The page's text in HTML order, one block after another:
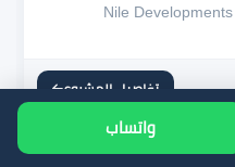
تفاصيل المشروع
واتساب